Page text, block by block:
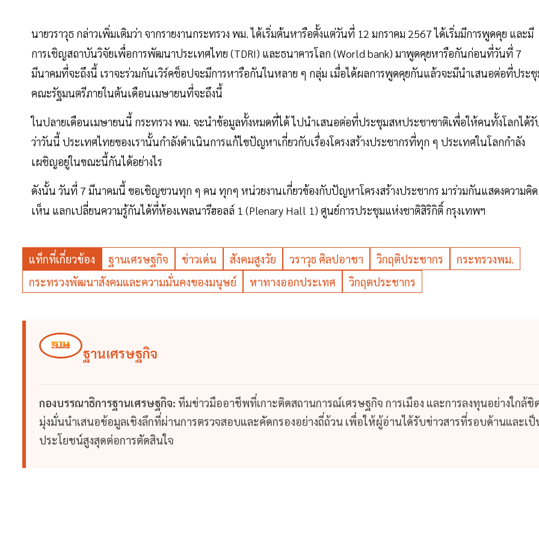
นายวราวุธ กล่าวเพิ่มเติมว่า จากรายงานกระทรวง พม. ได้เริ่มต้นหารือตั้งแต่วันที่ 12 มกราคม 2567 ได้เริ่มมีการพูดคุย และมี
การเชิญสถาบันวิจัยเพื่อการพัฒนาประเทศไทย (TDRI) และธนาคารโลก (World bank) มาพูดคุยหารือกันก่อนที่วันที่ 7
มีนาคมที่จะถึงนี้ เราจะร่วมกันเวิร์คช็อปจะมีการหารือกันในหลาย ๆ กลุ่ม เมื่อได้ผลการพูดคุยกันแล้วจะมีนำเสนอต่อที่ประ
คณะรัฐมนตรีภายในต้นเดือนเมษายนที่จะถึงนี้
ในปลายเดือนเมษายนนี้ กระทรวง พม. จะนำข้อมูลทั้งหมดที่ได้ ไปนำเสนอต่อที่ประชุมสหประชาชาติเพื่อให้คนทั้งโลกได้รั
ว่าวันนี้ ประเทศไทยของเรานั้นกำลังดำเนินการแก้ไขปัญหาเกี่ยวกับเรื่องโครงสร้างประชากรที่ทุก ๆ ประเทศในโลกกำลัง
เผชิญอยู่ในขณะนี้กันได้อย่างไร
ดังนั้น วันที่ 7 มีนาคมนี้ ขอเชิญชวนทุก ๆ คน ทุกๆ หน่วยงานเกี่ยวข้องกับปัญหาโครงสร้างประชากร มาร่วมกันแสดงความคิด
เห็น แลกเปลี่ยนความรู้กันได้ที่ห้องเพลนารีฮอลล์ 1 (Plenary Hall 1) ศูนย์การประชุมแห่งชาติสิริกิติ์ กรุงเทพฯ
แท็กที่เกี่ยวข้อง ฐานเศรษฐกิจ ข่าวเด่น สังคมสูงวัย วราวุธ ศิลปอาชา วิกฤติ​ประชากร
กระทรวงพม.
กระทรวงพัฒนาสังคมและความมั่นคงของมนุษย์
หาทางออกประเทศ วิกฤตประชากร
ฐานเศรษฐกิจ
กองบรรณาธิการฐานเศรษฐกิจ: ทีมข่าวมืออาชีพที่เกาะติดสถานการณ์เศรษฐกิจ การเมือง และการลงทุนอย่างใกล้ชิ
มุ่งมั่นนำเสนอข้อมูลเชิงลึกที่ผ่านการตรวจสอบและคัดกรองอย่างถี่ถ้วน เพื่อให้ผู้อ่านได้รับข่าวสารที่รอบด้านและเป็
ประโยชน์สูงสุดต่อการตัดสินใจ